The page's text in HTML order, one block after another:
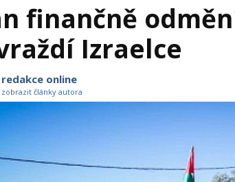
finančně
Izraelce
redakce online
zobrazit články autora